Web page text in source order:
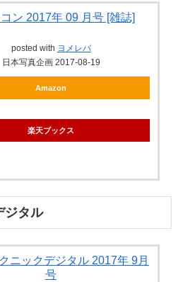
ン 2017年 09 月号 [雑誌]
posted with ヨメレバ
日本写真企画 2017-08-19
Amazon
楽天ブックス
ジタル
ニックデジタル 2017年 9月
号